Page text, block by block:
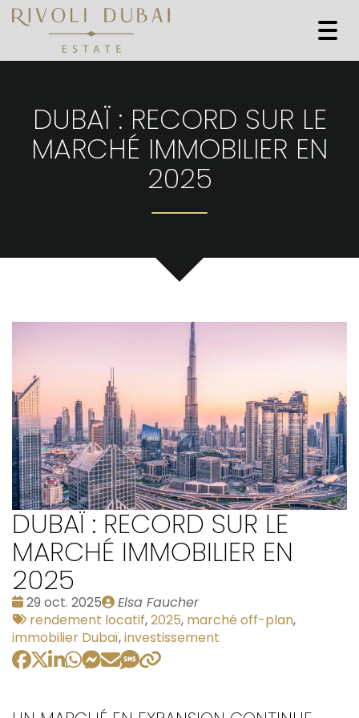
DUBAÏ : RECORD SUR LE
MARCHÉ IMMOBILIER EN
2025
DUBAÏ : RECORD SUR LE
MARCHÉ IMMOBILIER EN
2025
Date
:
29 oct. 2025
Publié
par
Elsa Faucher
Tags
:
rendement locatif,2025, marché off-plan,
immobilier Dubaï,investissement